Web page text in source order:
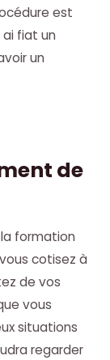
est
fiat un
un
de
formation
cotisez à
de vos
vous
situations
regarder